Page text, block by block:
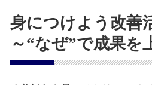
身につけよう改善
～“なぜ”で成果を